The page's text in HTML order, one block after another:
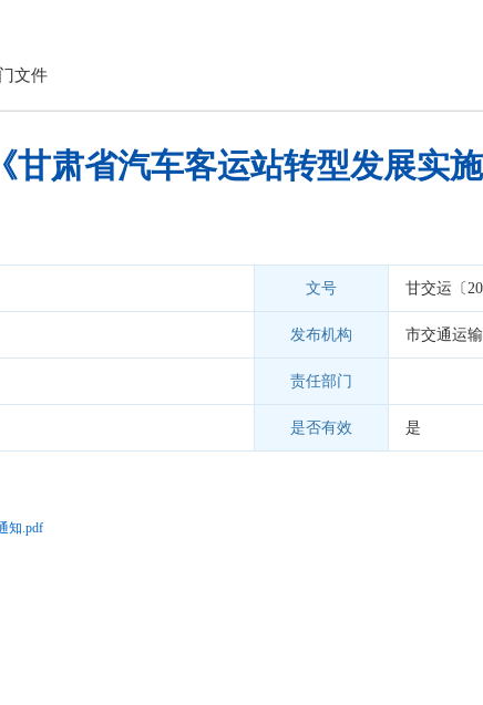
文件
甘肃省汽车客运站转型发展实
文号 甘交运〔
发布机构 市交通运
责任部门
是否有效 是
知.pdf